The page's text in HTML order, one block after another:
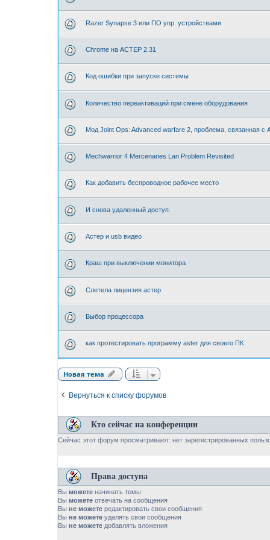
Razer Synapse 3 или ПО упр. устройствами
Chrome на АСТЕР 2.31
Код ошибки при запуске системы
Количество переактиваций при смене оборудования
Мод Joint Ops: Advanced warfare 2, проблема, связанная с
Mechwarrior 4 Mercenaries Lan Problem Revisited
Как добавить беспроводное рабочее место
И снова удаленный доступ.
Астер и usb видео
Краш при выключении монитора
Слетела лицензия астер
Выбор процессора
как протестировать программу aster для своего ПК
Новая тема
Вернуться к списку форумов
Кто сейчас на конференции
Сейчас этот форум просматривают: нет зарегистрированных
Права доступа
Вы можете начинать темы
Вы можете отвечать на сообщения
Вы не можете редактировать свои сообщения
Вы не можете удалять свои сообщения
Вы не можете добавлять вложения